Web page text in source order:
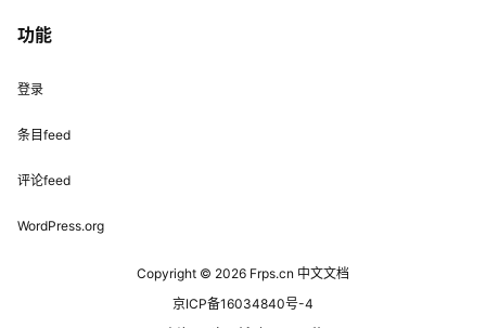
功能
登录
条目feed
评论feed
WordPress.org
Copyright © 2026 Frps.cn 中文文档
京ICP备16034840号-4